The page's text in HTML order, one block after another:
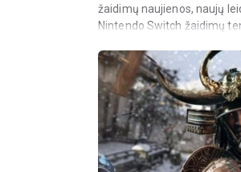
žaidimų naujienos, naujų
Nintendo Switch žaidimų